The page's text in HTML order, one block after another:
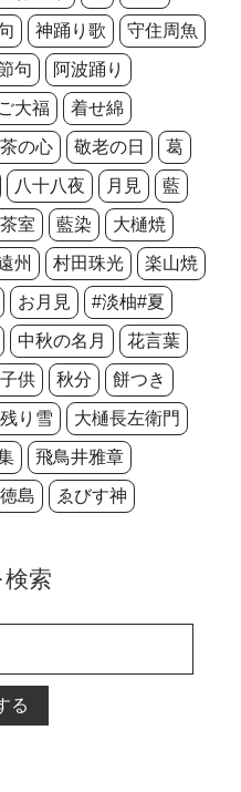
神踊り歌 守住周魚
句 阿波踊り
大福 着せ綿
茶の心 敬老の日 葛
八十八夜 月見 藍
室 藍染 大樋焼
州 村田珠光 楽山焼
お月見 #淡柚#夏
中秋の名月 花言葉
子供 秋分 餅つき
り雪 大樋長左衛門
飛鳥井雅章
徳島 ゑびす神
索
る